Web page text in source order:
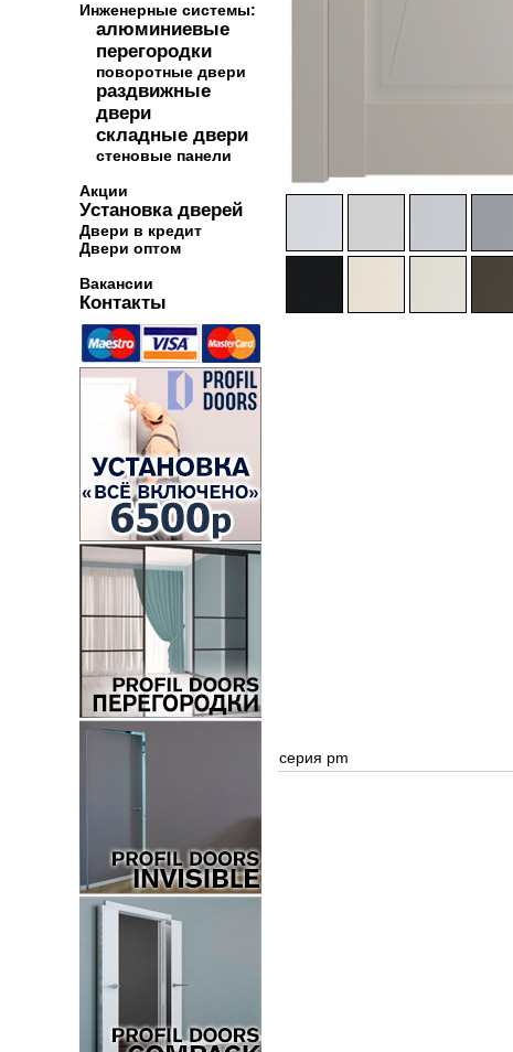
Инженерные системы:
алюминиевые
перегородки
поворотные двери
раздвижные
двери
складные двери
стеновые панели
Акции
Установка дверей
Двери в кредит
Двери оптом
Вакансии
Контакты
серия pm